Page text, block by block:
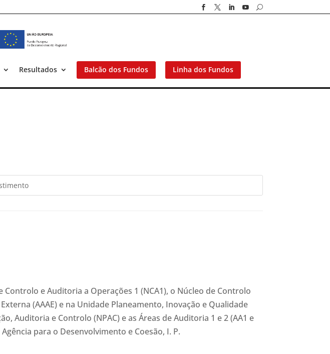
    U
Resultados Balcão dos Fundos Linha dos Fundos
e Auditoria a Operações 1 (NCA1), o Núcleo de Controlo
(AAAE) e na Unidade Planeamento, Inovação e Qualidade
Auditoria e Controlo (NPAC) e as Áreas de Auditoria 1 e 2 (AA1 e
para o Desenvolvimento e Coesão, I. P.